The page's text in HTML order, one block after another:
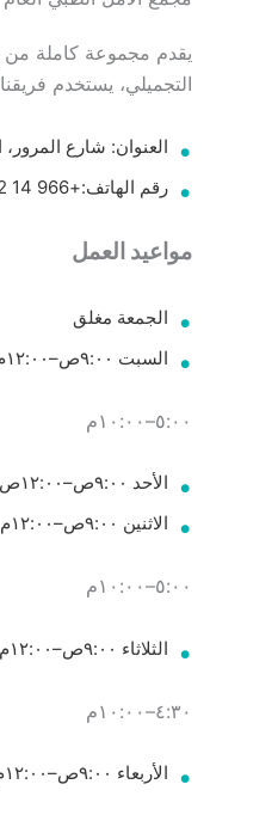
يقدم مجموعة كاملة من
التجميلي، يستخدم
العنوان: شارع المرور، الخالدية، الوجه
رقم الهاتف:+966 14 442 0702
مواعيد العمل
الجمعة مغلق
السبت ٩:٠٠ص–١٢:٠٠م
٥:٠٠–١٠:٠٠م
الأحد ٩:٠٠ص–١٢:٠٠ص
الاثنين ٩:٠٠ص–١٢:٠٠م
٥:٠٠–١٠:٠٠م
الثلاثاء ٩:٠٠ص–١٢:٠٠م
٤:٣٠–١٠:٠٠م
الأربعاء ٩:٠٠ص–١٢:٠٠م